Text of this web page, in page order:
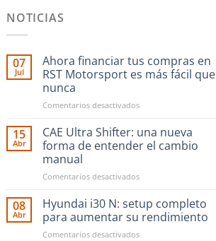
NOTICIAS
07
Jul
Ahora financiar tus compras en
RST Motorsport es más fácil que
nunca
Comentarios desactivadosen
financiar
compras
RST
es
más
fácil
que
15
Abr
CAE Ultra Shifter: una nueva
forma de entender el cambio
manual
Comentarios desactivadosen
Ultra
Shifter:
una
nueva
08
Abr
Hyundai i30 N: setup completo
para aumentar su rendimiento
Comentarios desactivadosen